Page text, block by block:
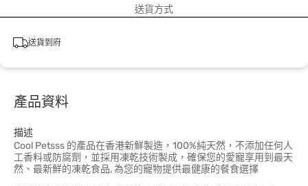
送貨方式
送貨到府
產品資料
描述
Cool Petsss 的產品在香港新鮮製造，100%純天然，不添加任何人
工香料或防腐劑，並採用凍乾技術製成，確保您的愛寵享用到最天
然、最新鮮的凍乾食品, 為您的寵物提供最健康的餐食選擇